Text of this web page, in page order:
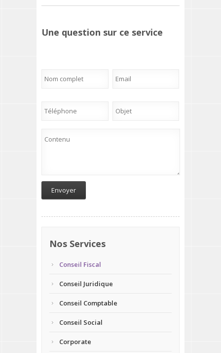
Une question sur ce service
Nos Services
Conseil Fiscal
Conseil Juridique
Conseil Comptable
Conseil Social
Corporate